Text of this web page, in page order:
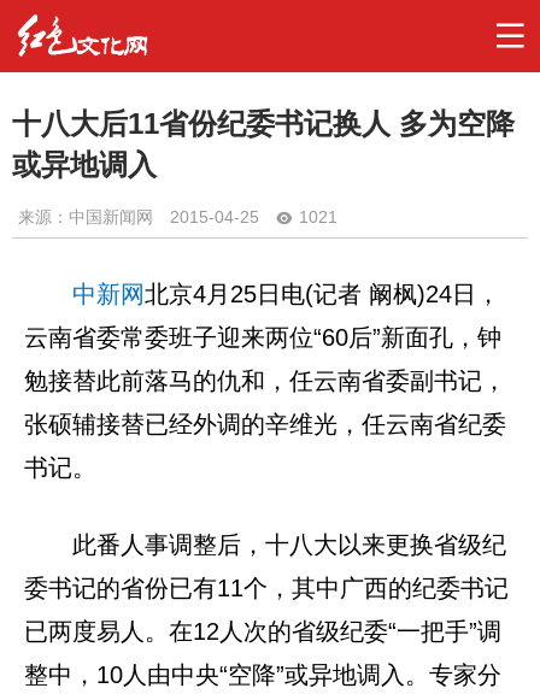
十八大后11省份纪委书记换人 多为空降
或异地调入
来源：中国新闻网 2015-04-25 1021
中新网北京4月25日电(记者 阚枫)24日，
云南省委常委班子迎来两位“60后”新面孔，钟
勉接替此前落马的仇和，任云南省委副书记，
张硕辅接替已经外调的辛维光，任云南省纪委
书记。
此番人事调整后，十八大以来更换省级纪
委书记的省份已有11个，其中广西的纪委书记
已两度易人。在12人次的省级纪委“一把手”调
整中，10人由中央“空降”或异地调入。专家分